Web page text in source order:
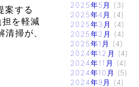
案する
を軽減
掃が、
2025年5月
(3)
2025年4月
(4)
2025年3月
(4)
2025年2月
(4)
2025年1月
(4)
2024年12月
(4)
2024年11月
(4)
2024年10月
(5)
2024年9月
(4)